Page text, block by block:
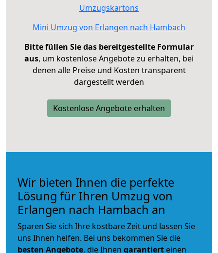
Umzugskartons
Mini Umzug von Erlangen nach Hambach
Bitte füllen Sie das bereitgestellte Formular
aus, um kostenlose Angebote zu erhalten, bei
denen alle Preise und Kosten transparent
dargestellt werden
Kostenlose Angebote erhalten
Wir bieten Ihnen die perfekte
Lösung für Ihren Umzug von
Erlangen nach Hambach an
Sparen Sie sich Ihre kostbare Zeit und lassen Sie
uns Ihnen helfen. Bei uns bekommen Sie die
besten Angebote, die Ihnen garantiert einen